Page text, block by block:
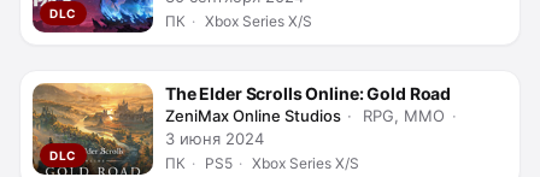
DLC ПК Xbox Series X/S
DLC
The Elder Scrolls Online: Gold Road
ZeniMax Online Studios
RPG, MMO
3 июня 2024
ПК PS5 Xbox Series X/S